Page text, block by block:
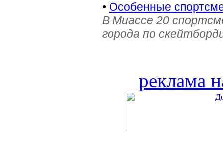
• Особенные
В Миассе 20
города по
реклама